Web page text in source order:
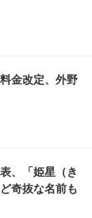
金改定、外野
、「姫星（き
奇抜な名前も